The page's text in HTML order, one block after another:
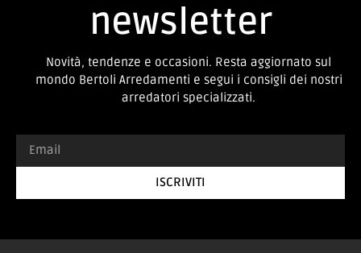
newsletter
Novità, tendenze e occasioni. Resta aggiornato sul
mondo Bertoli Arredamenti e segui i consigli dei nostri
arredatori specializzati.
ISCRIVITI